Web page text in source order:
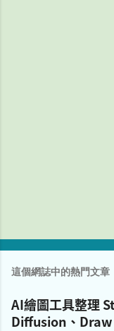
這個網誌中的熱門文章
AI繪圖工具整理
Diffusion、